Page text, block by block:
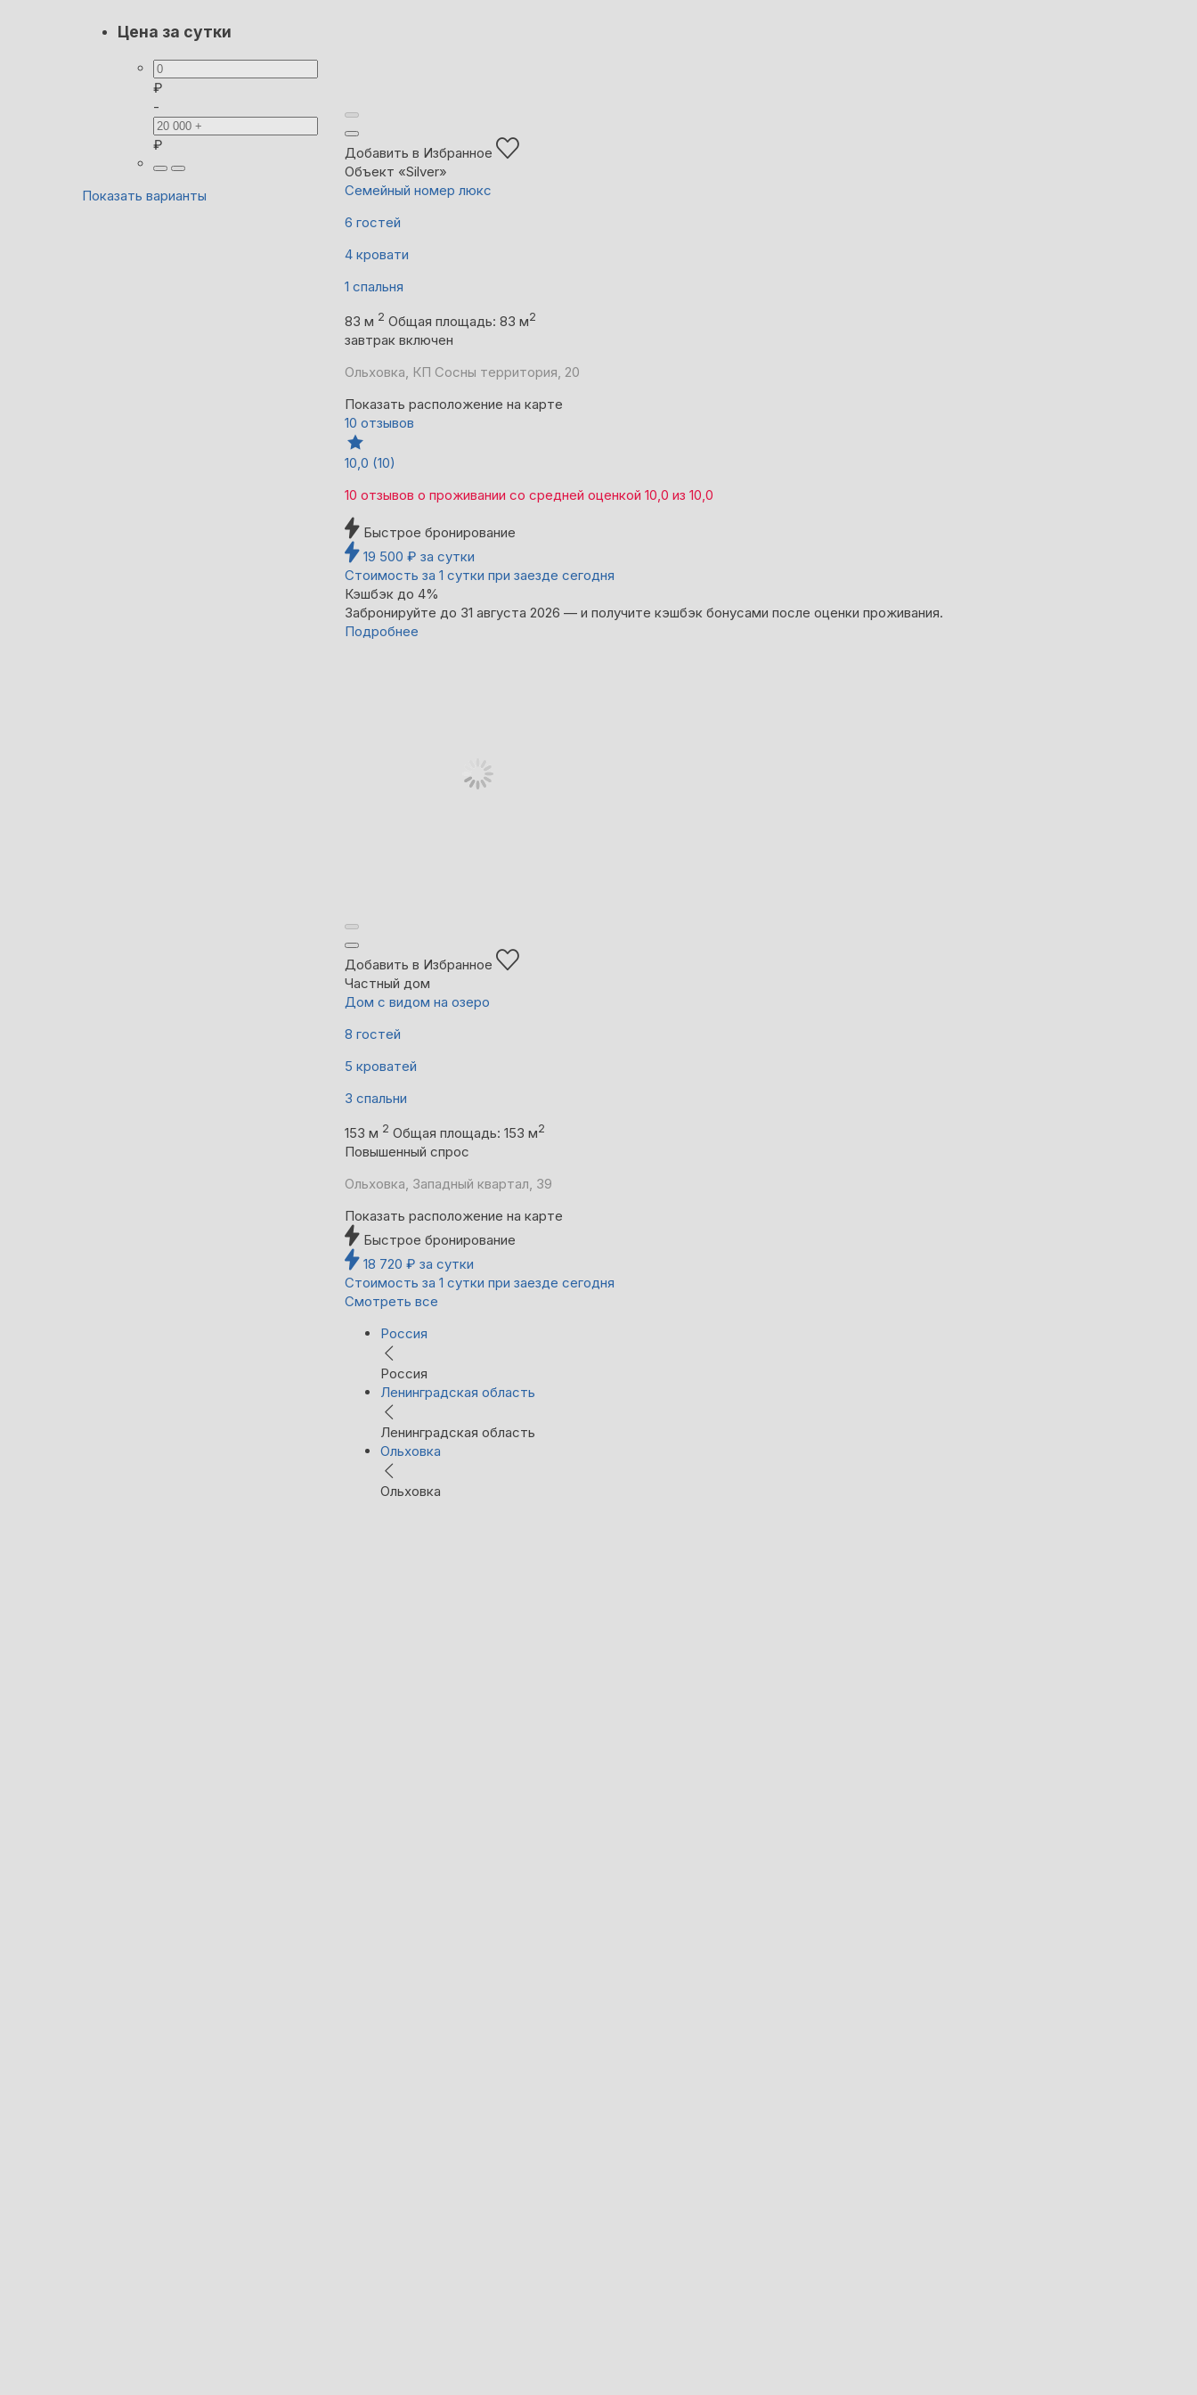
Цена за сутки
₽
-
₽
Показать варианты
Добавить в Избранное
Объект «Silver»
Семейный номер люкс
6 гостей
4 кровати
1 спальня
83 м 2 Общая площадь: 83 м2
завтрак включен
Ольховка, КП Сосны территория, 20
Показать расположение на карте
10 отзывов
10,0 (10)
10 отзывов о проживании со средней оценкой 10,0 из 10,0
Быстрое бронирование
19 500 ₽ за сутки
Стоимость за 1 сутки при заезде сегодня
Кэшбэк до 4%
Забронируйте до 31 августа 2026 — и получите кэшбэк бонусами после оценки проживания.
Подробнее
Добавить в Избранное
Частный дом
Дом с видом на озеро
8 гостей
5 кроватей
3 спальни
153 м 2 Общая площадь: 153 м2
Повышенный спрос
Ольховка, Западный квартал, 39
Показать расположение на карте
Быстрое бронирование
18 720 ₽ за сутки
Стоимость за 1 сутки при заезде сегодня
Смотреть все
Россия
Россия
Ленинградская область
Ленинградская область
Ольховка
Ольховка